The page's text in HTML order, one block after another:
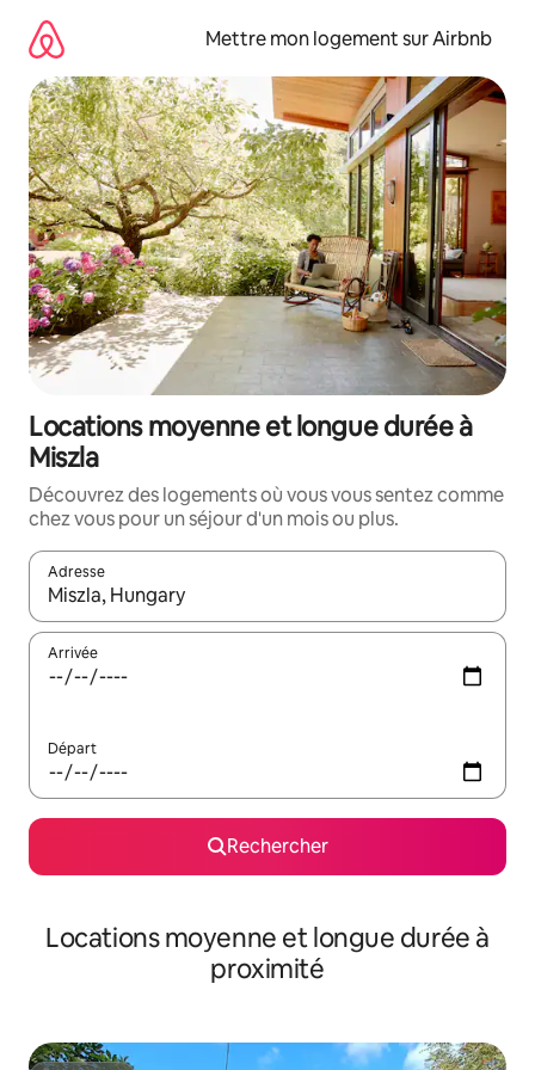
directement
contenu
Mettre mon logement sur Airbnb
Locations moyenne et longue durée à
Miszla
Découvrez des logements où vous vous sentez comme
chez vous pour un séjour d'un mois ou plus.
Adresse
Lorsque les résultats s'affichent, utilisez les flèches vers le
Arrivée
Départ
Rechercher
Locations moyenne et longue durée à
proximité